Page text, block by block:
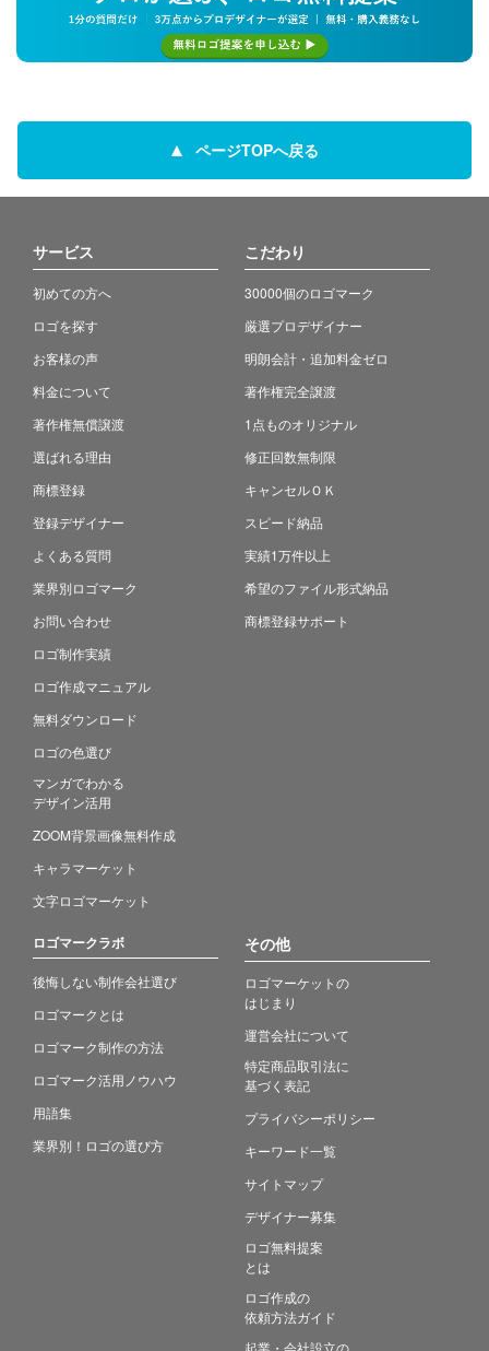
ページTOPへ戻る
サービス
初めての方へ
ロゴを探す
お客様の声
料金について
著作権無償譲渡
選ばれる理由
商標登録
登録デザイナー
よくある質問
業界別ロゴマーク
お問い合わせ
ロゴ制作実績
ロゴ作成マニュアル
無料ダウンロード
ロゴの色選び
マンガでわかる
デザイン活用
ZOOM背景画像無料作成
キャラマーケット
文字ロゴマーケット
こだわり
30000個のロゴマーク
厳選プロデザイナー
明朗会計・追加料金ゼロ
著作権完全譲渡
1点ものオリジナル
修正回数無制限
キャンセルＯＫ
スピード納品
実績1万件以上
希望のファイル形式納品
商標登録サポート
ロゴマークラボ
後悔しない制作会社選び
ロゴマークとは
ロゴマーク制作の方法
ロゴマーク活用ノウハウ
用語集
業界別！ロゴの選び方
その他
ロゴマーケットの
はじまり
運営会社について
特定商品取引法に
基づく表記
プライバシーポリシー
キーワード一覧
サイトマップ
デザイナー募集
ロゴ無料提案
とは
ロゴ作成の
依頼方法ガイド
起業・会社設立の